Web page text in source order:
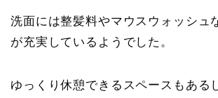
洗面には整髪料やマウスウォッシュ
が充実しているようでした。
ゆっくり休憩できるスペースもある